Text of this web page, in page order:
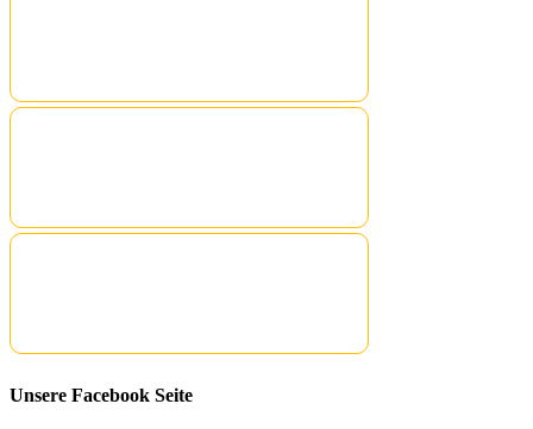
Unsere Facebook Seite